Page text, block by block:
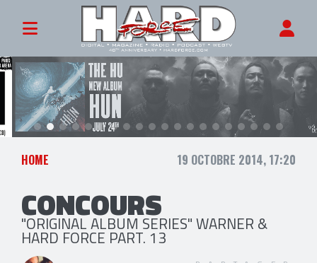
HOME 19 OCTOBRE 2014, 17:20
CONCOURS
"ORIGINAL ALBUM SERIES" WARNER &
HARD FORCE PART. 13